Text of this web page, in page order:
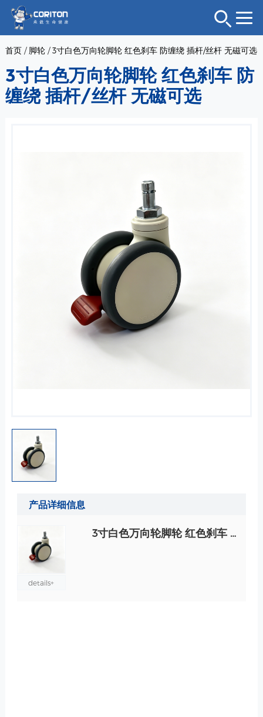
首页/ 脚轮/3寸白色万向轮脚轮 红色刹车 防缠绕 插杆/丝杆 无磁可选
3寸白色万向轮脚轮 红色刹车 防
缠绕 插杆/丝杆 无磁可选
产品详细信息
details+
3寸白色万向轮脚轮 红色刹车 防缠绕 插杆/丝杆 无磁可选 规格